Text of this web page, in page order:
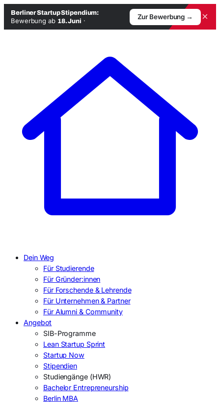
Berliner Startup Stipendium:
Bewerbung ab 18. Juni ·
Zur Bewerbung → ×
Dein Weg
Für Studierende
Für Gründer:innen
Für Forschende & Lehrende
Für Unternehmen & Partner
Für Alumni & Community
Angebot
SIB-Programme
Lean Startup Sprint
Startup Now
Stipendien
Studiengänge (HWR)
Bachelor Entrepreneurship
Berlin MBA